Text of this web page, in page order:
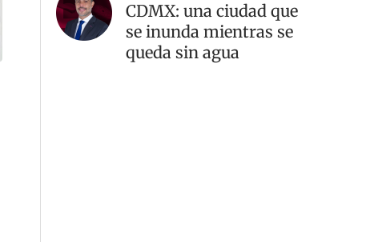
CDMX: una ciudad que
se inunda mientras se
queda sin agua